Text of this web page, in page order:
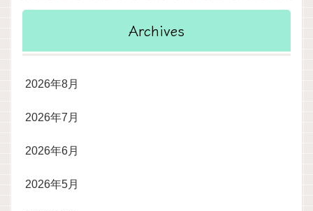
Archives
2026年8月
2026年7月
2026年6月
2026年5月